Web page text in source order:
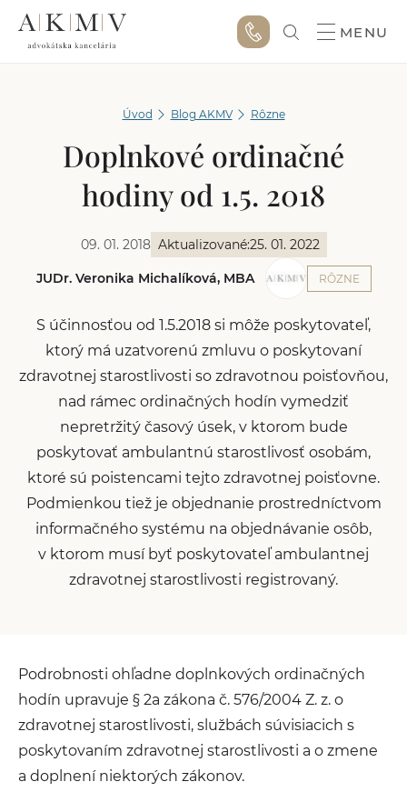
MENU
Úvod Blog AKMV Rôzne
Doplnkové ordinačné
hodiny od 1.5. 2018
09. 01. 2018 Aktualizované:25. 01. 2022
JUDr. Veronika Michalíková, MBA RÔZNE
S účinnosťou od 1.5.2018 si môže poskytovateľ,
ktorý má uzatvorenú zmluvu o poskytovaní
zdravotnej starostlivosti so zdravotnou poisťovňou,
nad rámec ordinačných hodín vymedziť
nepretržitý časový úsek, v ktorom bude
poskytovať ambulantnú starostlivosť osobám,
ktoré sú poistencami tejto zdravotnej poisťovne.
Podmienkou tiež je objednanie prostredníctvom
informačného systému na objednávanie osôb,
v ktorom musí byť poskytovateľ ambulantnej
zdravotnej starostlivosti registrovaný.
Podrobnosti ohľadne doplnkových ordinačných
hodín upravuje § 2a zákona č. 576/2004 Z. z. o
zdravotnej starostlivosti, službách súvisiacich s
poskytovaním zdravotnej starostlivosti a o zmene
a doplnení niektorých zákonov.